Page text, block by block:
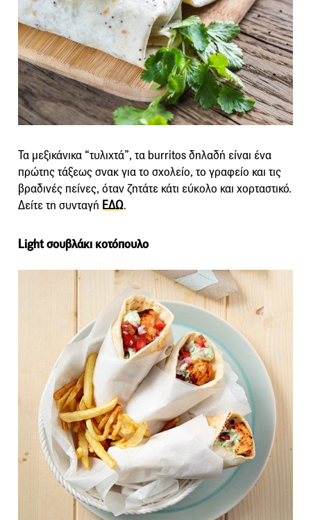
Τα μεξικάνικα “τυλιχτά”, τα burritos δηλαδή είναι ένα
πρώτης τάξεως σνακ για το σχολείο, το γραφείο και τις
βραδινές πείνες, όταν ζητάτε κάτι εύκολο και χορταστικό.
Δείτε τη συνταγή ΕΔΩ.
Light σουβλάκι κοτόπουλο